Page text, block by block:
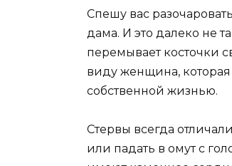
Спешу вас
дама. И это далеко не
перемывает косточки
виду женщина, которая
собственной жизнью.
Стервы всегда
или падать в омут с